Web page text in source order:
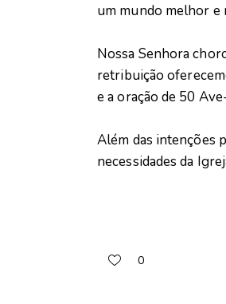
um mundo melhor e
Nossa Senhora
retribuição
e a oração de 50
Além das intenções
necessidades da
0